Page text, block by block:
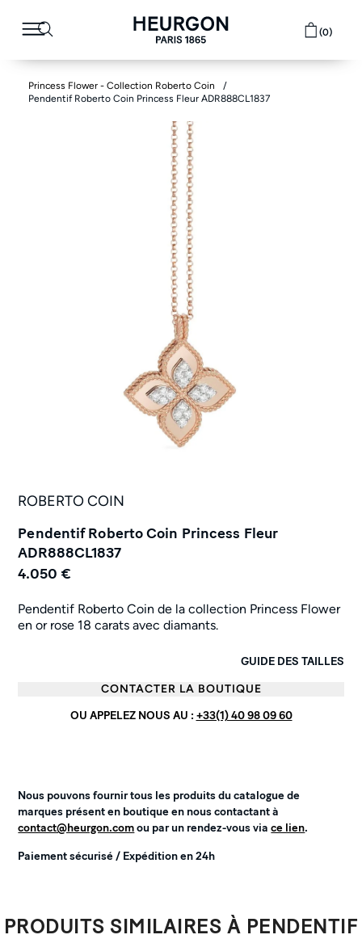
(0)
Princess Flower - Collection Roberto Coin
Pendentif Roberto Coin Princess Fleur ADR888CL1837
ROBERTO COIN
Pendentif Roberto Coin Princess Fleur
ADR888CL1837
4.050 €
Pendentif Roberto Coin de la collection Princess Flower
en or rose 18 carats avec diamants.
GUIDE DES TAILLES
CONTACTER LA BOUTIQUE
OU APPELEZ NOUS AU : +33(1) 40 98 09 60
Nous pouvons fournir tous les produits du catalogue de
marques présent en boutique en nous contactant à
contact@heurgon.comou par un rendez-vous viace lien.
Paiement sécurisé / Expédition en 24h
PRODUITS SIMILAIRES À PENDENTIF